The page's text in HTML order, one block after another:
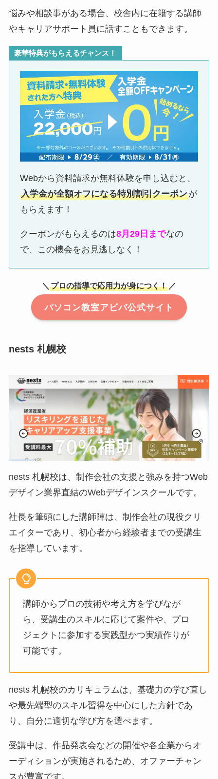
悩みや相談事がある場合、校舎内に在籍する講師
やキャリアサポート員に話すこともできます。
豪華特典がもらえるチャンス！
Webから資料請求か無料体験を申し込むと、
入学金が全額オフになる特別割引クーポンが
もらえます！
クーポンがもらえるのは8月29日までなの
で、この機会をお見逃しなく！
＼ プロの指導で応用力が身につく！ ／
パソコン教室アビバ公式サイト
nests 札幌校
nests 札幌校は、制作会社の支援と強みを持つWeb
デザイン業界直結のWebデザインスクールです。
社長を筆頭にした講師陣は、制作会社の現役クリ
エイターであり、初心者から経験者までの受講生
を指導しています。
講師からプロの技術や考え方を学びなが
ら、受講生のスキルに応じて案件や、プロ
ジェクトに参加する実践型かつ実績作りが
可能です。
nests 札幌校のカリキュラムは、基礎力の学び直し
や最先端型のスキル習得を中心にした方針であ
り、自分に適切な学び方を選べます。
受講中は、作品発表会などの開催や各企業からオ
ーディションが実施されるため、オファーチャン
スが豊富です。